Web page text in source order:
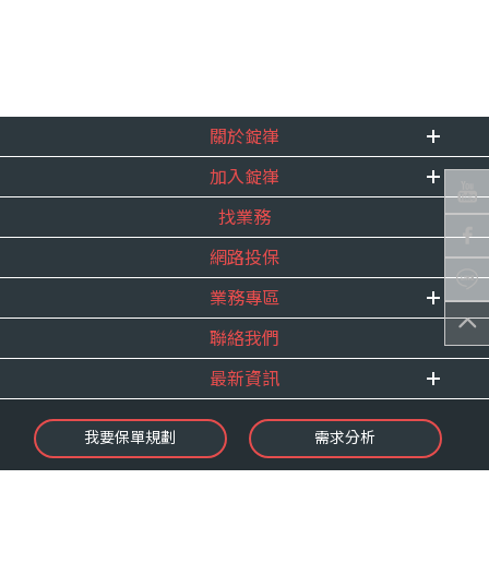
關於錠嵂
企業資訊
重要事跡
得獎紀錄
服務宣言
合作夥伴
加入錠嵂
內勤招聘
精英招募
年度增員計畫
找業務
網路投保
業務專區
E 線資源網
聯絡我們
最新資訊
最新消息
錠嵂焦點
我要保單規劃 需求分析